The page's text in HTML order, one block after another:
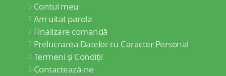
Contul meu
Am uitat parola
Finalizare comandă
Prelucrarea Datelor cu Caracter Personal
Termeni și Condiții
Contactează-ne